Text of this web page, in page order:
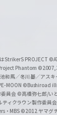
StrikerS PROJECT
Phantom
和馬／冬川基／アスキ
MOON ©Bushiroad
員会 ©高橋弥七郎/い
ティクラウン製作委員会
・MBS ©2012 ヤマグ